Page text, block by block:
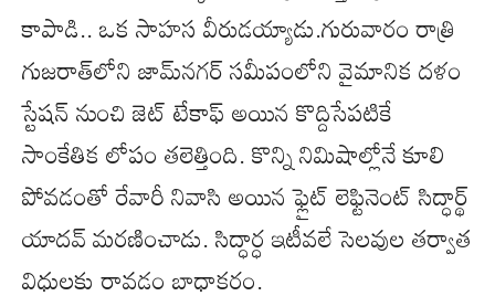
కాపాడి.. ఒక సాహస వీరుడయ్యాడు.గురువారం రాత్రి
గుజరాత్‌లోని జామ్‌నగర్ సమీపంలోని వైమానిక దళం
స్టేషన్ నుంచి జెట్ టేకాఫ్ అయిన కొద్దిసేపటికే
సాంకేతిక లోపం తలెత్తింది. కొన్ని నిమిషాల్లోనే కూలి
పోవడంతో రేవారీ నివాసి అయిన ఫ్లైట్ లెఫ్టినెంట్ సిద్ధార్థ్
యాదవ్ మరణించాడు. సిద్ధార్ధ ఇటీవలే సెలవుల తర్వాత
విధులకు రావడం బాధాకరం.